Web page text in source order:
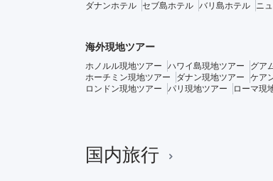
ダナンホテル セブ島ホテル バリ島ホテル ニ
海外現地ツアー
ホノルル現地ツアー ハワイ島現地ツアー グア
ホーチミン現地ツアー
ダナン現地ツアー ケア
ロンドン現地ツアー
パリ現地ツアー ローマ現
国内旅行